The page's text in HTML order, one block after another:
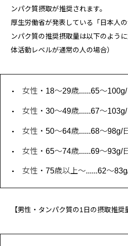
ンパク質摂取が推奨されます。
厚生労働省が発表している「日本人
ンパク質の推奨摂取量は以下のよう
体活動レベルが通常の人の場合）
女性・18〜29歳......65〜100g/
女性・30〜49歳......67〜103g/
女性・50〜64歳......68〜98g/
女性・65〜74歳......69〜93g/
女性・75歳以上〜......62〜
【男性・タンパク質の1日の摂取推奨